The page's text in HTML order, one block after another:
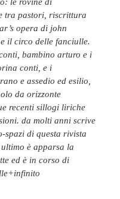
le rovine di
tra pastori, riscrittura
opera di john
il circo delle fanciulle.
bambino arturo e i
conti, e i
e assedio ed esilio,
da orizzonte
recenti sillogi liriche
da molti anni scrive
spazi di questa rivista
è apparsa la
ed è in corso di